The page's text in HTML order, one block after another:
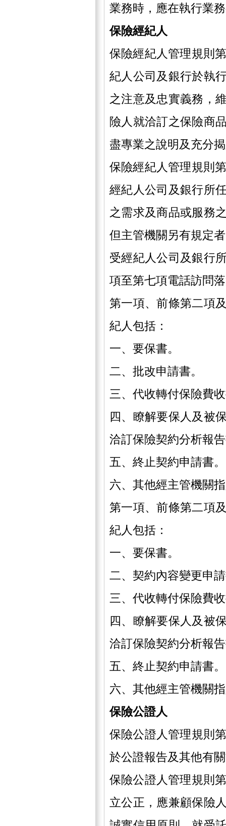
業務時，應在執行業
保險經紀人
保險經紀人管理規則
紀人公司及銀行於執
之注意及忠實義務，
險人就洽訂之保險商
盡專業之說明及充分
保險經紀人管理規則
經紀人公司及銀行所
之需求及商品或服務
但主管機關另有規定
受經紀人公司及銀行
項至第七項電話訪問
第一項、前條第二項
紀人包括：
一、要保書。
二、批改申請書。
三、代收轉付保險費
四、瞭解要保人及被
洽訂保險契約分析報
五、終止契約申請書。
六、其他經主管機關
第一項、前條第二項
紀人包括：
一、要保書。
二、契約內容變更申
三、代收轉付保險費
四、瞭解要保人及被
洽訂保險契約分析報
五、終止契約申請書。
六、其他經主管機關
保險公證人
保險公證人管理規則
於公證報告及其他有
保險公證人管理規則
立公正，應兼顧保險